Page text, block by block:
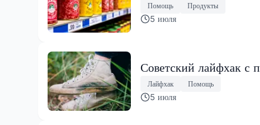
Помощь Продукты
5 июля
Советский лайфхак с
Лайфхак Помощь
5 июля